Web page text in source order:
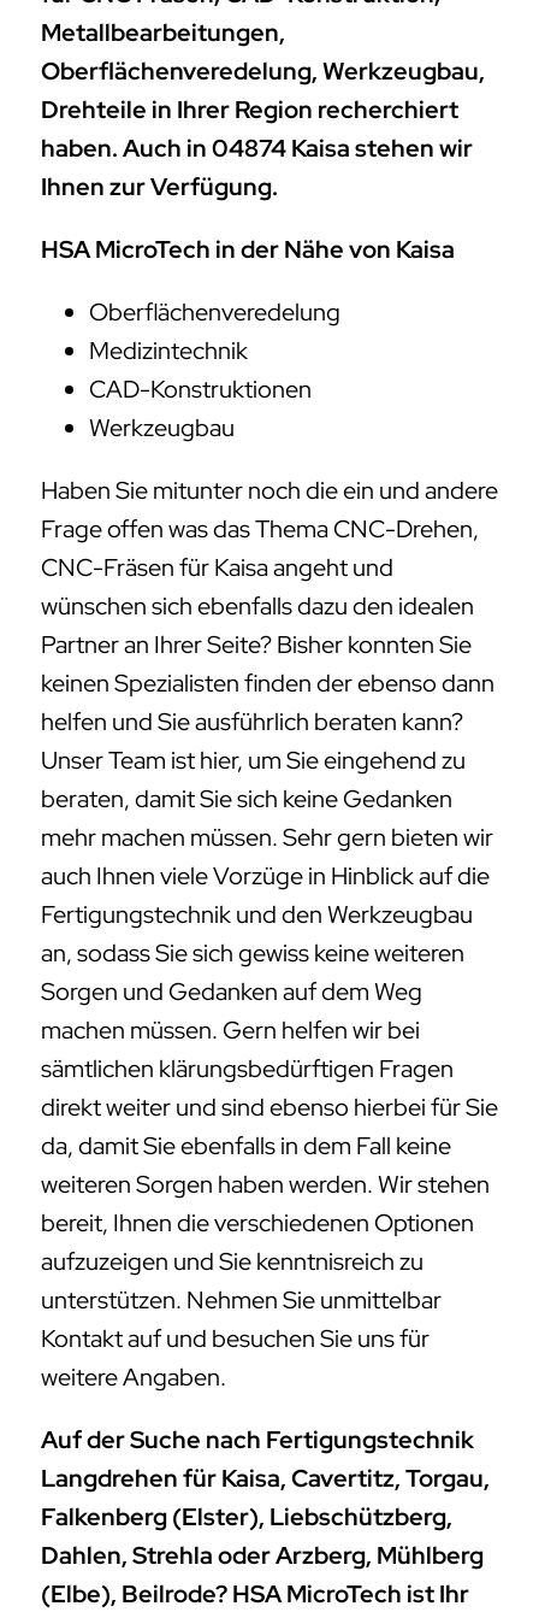
Metallbearbeitungen,
Oberflächenveredelung, Werkzeugbau,
Drehteile in Ihrer Region recherchiert
haben. Auch in 04874 Kaisa stehen wir
Ihnen zur Verfügung.
HSA MicroTech in der Nähe von Kaisa
Oberflächenveredelung
Medizintechnik
CAD-Konstruktionen
Werkzeugbau
Haben Sie mitunter noch die ein und andere
Frage offen was das Thema CNC-Drehen,
CNC-Fräsen für Kaisa angeht und
wünschen sich ebenfalls dazu den idealen
Partner an Ihrer Seite? Bisher konnten Sie
keinen Spezialisten finden der ebenso dann
helfen und Sie ausführlich beraten kann?
Unser Team ist hier, um Sie eingehend zu
beraten, damit Sie sich keine Gedanken
mehr machen müssen. Sehr gern bieten wir
auch Ihnen viele Vorzüge in Hinblick auf die
Fertigungstechnik und den Werkzeugbau
an, sodass Sie sich gewiss keine weiteren
Sorgen und Gedanken auf dem Weg
machen müssen. Gern helfen wir bei
sämtlichen klärungsbedürftigen Fragen
direkt weiter und sind ebenso hierbei für Sie
da, damit Sie ebenfalls in dem Fall keine
weiteren Sorgen haben werden. Wir stehen
bereit, Ihnen die verschiedenen Optionen
aufzuzeigen und Sie kenntnisreich zu
unterstützen. Nehmen Sie unmittelbar
Kontakt auf und besuchen Sie uns für
weitere Angaben.
Auf der Suche nach Fertigungstechnik
Langdrehen für Kaisa, Cavertitz, Torgau,
Falkenberg (Elster), Liebschützberg,
Dahlen, Strehla oder Arzberg, Mühlberg
(Elbe), Beilrode? HSA MicroTech ist Ihr